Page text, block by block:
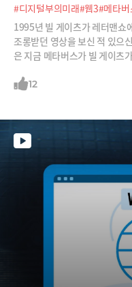
#디지털부의미래#웹3#메타버
1995년 빌 게이츠가 레터맨쇼
조롱받던 영상을 보신 적 있으
은 지금 메타버스가 빌 게이츠
3D 공간을 만들고 있다. 당시
체인에 저장해 내 자산이라는
다시 가속의 구간에 진입할 징
입니다. 이 팀장은 “3년내 메
고 전망합니다.
12